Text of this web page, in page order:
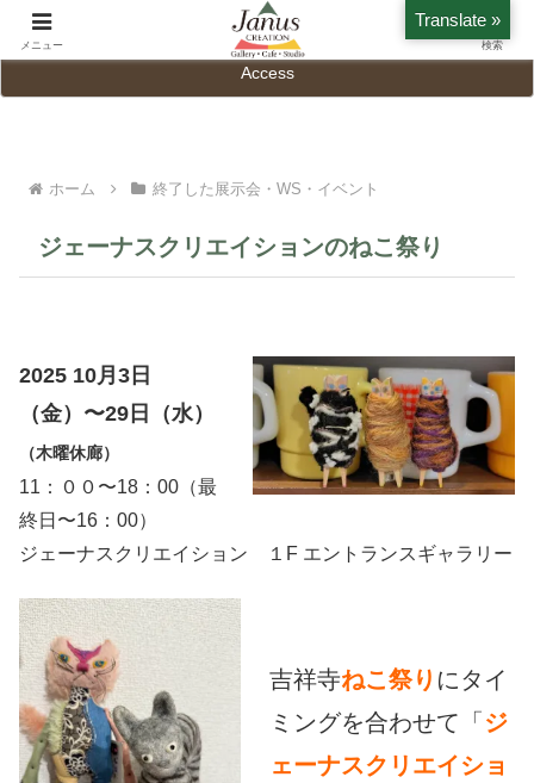
History
Access
ホーム 終了した展示会・WS・イベント
ジェーナスクリエイションのねこ祭り
2025 10月3日
（金）〜29日（水）
（木曜休廊）
11：００〜18：00（最
終日〜16：00）
ジェーナスクリエイション １F エントランスギャラリー
吉祥寺ねこ祭り にタイ
ミングを合わせて「 ジ
ェーナスクリエイショ
メニュー 検索
Translate »